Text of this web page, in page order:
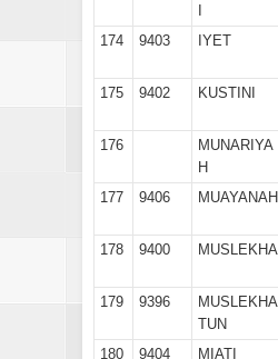
174
9403 IYET
175
9402 KUSTINI
176
MUNARIYA
H
177
9406 MUAYANAH
178
9400 MUSLEKHA
179
9396
MUSLEKHA
TUN
180
9404 MIATI